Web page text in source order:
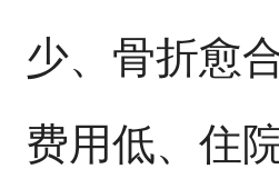
少、骨折愈
费用低、住